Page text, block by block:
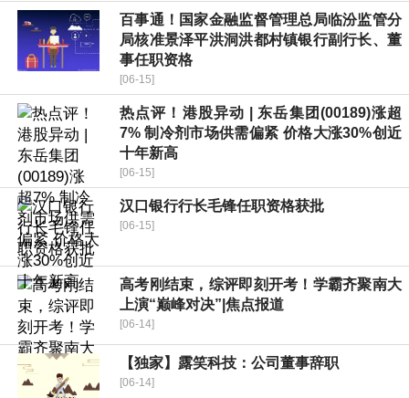
百事通！国家金融监督管理总局临汾监管分
局核准景泽平洪洞洪都村镇银行副行长、董
事任职资格
[06-15]
热点评！港股异动 | 东岳集团(00189)涨超
7% 制冷剂市场供需偏紧 价格大涨30%创近
十年新高
[06-15]
汉口银行行长毛锋任职资格获批
[06-15]
高考刚结束，综评即刻开考！学霸齐聚南大
上演“巅峰对决”|焦点报道
[06-14]
【独家】露笑科技：公司董事辞职
[06-14]